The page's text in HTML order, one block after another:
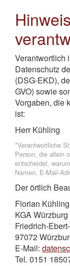
Verantwortlich
Datenschutz
(DSG-EKD),
GVO) sowie
Vorgaben, die
ist:
Herr Kühling
*Verantwortliche
Person, die allein
entscheidet,
Namen, E-Mail-
Der örtlich
Florian Kühling
KGA Würzburg
Friedrich-
97072
E-Mail:
Tel. 0151